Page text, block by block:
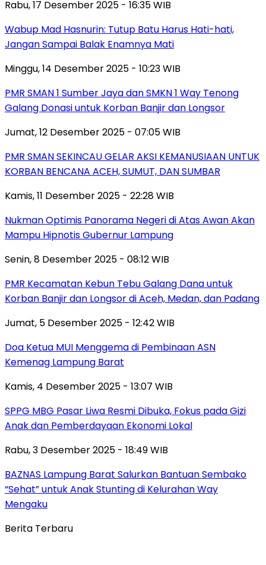
Rabu, 17 Desember 2025 - 16:35 WIB
Wabup Mad Hasnurin: Tutup Batu Harus Hati-hati,
Jangan Sampai Balak Enamnya Mati
Minggu, 14 Desember 2025 - 10:23 WIB
PMR SMAN 1 Sumber Jaya dan SMKN 1 Way Tenong
Galang Donasi untuk Korban Banjir dan Longsor
Jumat, 12 Desember 2025 - 07:05 WIB
PMR SMAN SEKINCAU GELAR AKSI KEMANUSIAAN UNTUK
KORBAN BENCANA ACEH, SUMUT, DAN SUMBAR
Kamis, 11 Desember 2025 - 22:28 WIB
Nukman Optimis Panorama Negeri di Atas Awan Akan
Mampu Hipnotis Gubernur Lampung
Senin, 8 Desember 2025 - 08:12 WIB
PMR Kecamatan Kebun Tebu Galang Dana untuk
Korban Banjir dan Longsor di Aceh, Medan, dan Padang
Jumat, 5 Desember 2025 - 12:42 WIB
Doa Ketua MUI Menggema di Pembinaan ASN
Kemenag Lampung Barat
Kamis, 4 Desember 2025 - 13:07 WIB
SPPG MBG Pasar Liwa Resmi Dibuka, Fokus pada Gizi
Anak dan Pemberdayaan Ekonomi Lokal
Rabu, 3 Desember 2025 - 18:49 WIB
BAZNAS Lampung Barat Salurkan Bantuan Sembako
“Sehat” untuk Anak Stunting di Kelurahan Way
Mengaku
Berita Terbaru